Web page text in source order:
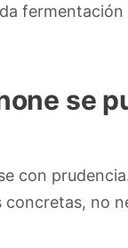
se
con
no